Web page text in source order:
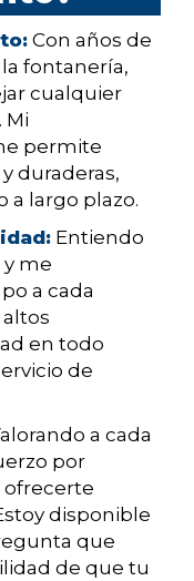
Con años de
fontanería,
cualquier
Mi
permite
duraderas,
a largo plazo.
Entiendo
me
a cada
en todo
de
a cada
por
ofrecerte
disponible
que
de que tu